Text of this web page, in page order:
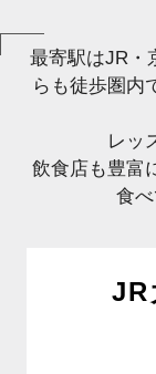
最寄駅はJR・
らも徒歩圏内
レッ
飲食店も豊富
食
JR